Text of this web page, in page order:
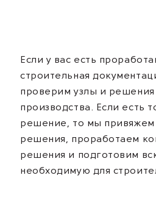
Если у вас есть
строительная
проверим узлы и решения
производства. Если есть
решение, то мы
решения, проработаем
решения и подготовим
необходимую для